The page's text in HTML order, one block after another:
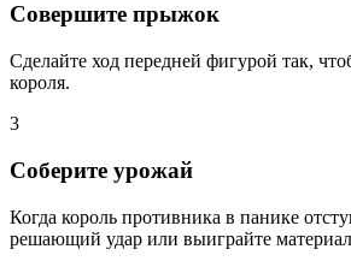
Совершите прыжок
Сделайте ход передней фигурой так,
короля.
3
Соберите урожай
Когда король противника в панике
решающий удар или выиграйте